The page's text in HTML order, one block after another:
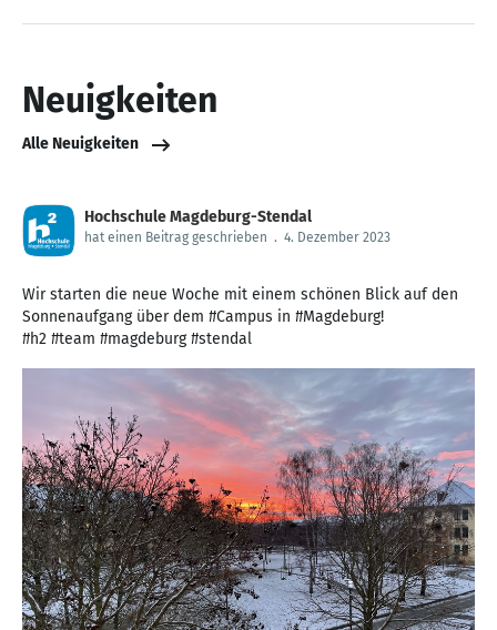
Neuigkeiten
Alle Neuigkeiten
Hochschule Magdeburg-Stendal
hat einen Beitrag geschrieben . 4. Dezember 2023
Wir starten die neue Woche mit einem schönen Blick auf den
Sonnenaufgang über dem #Campus in #Magdeburg!
#h2 #team #magdeburg #stendal